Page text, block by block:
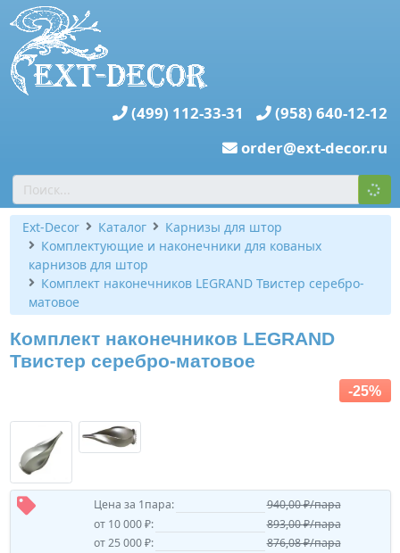
(499) 112-33-31
(958) 640-12-12
order@ext-decor.ru
Ext-Decor Каталог
Карнизы для штор
Комплектующие и наконечники для кованых
карнизов для штор
Комплект наконечников LEGRAND Твистер серебро-
матовое
Комплект наконечников LEGRAND
Твистер серебро-матовое
-25%
Цена за 1пара:
940,00 ₽/пара
от 10 000 ₽:
893,00 ₽/пара
от 25 000 ₽:
876,08 ₽/пара